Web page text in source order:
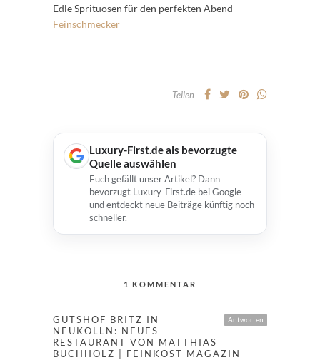
Edle Sprituosen für den perfekten Abend
Feinschmecker
Teilen
Luxury-First.de als bevorzugte
Quelle auswählen
Euch gefällt unser Artikel? Dann
bevorzugt Luxury-First.de bei Google
und entdeckt neue Beiträge künftig noch
schneller.
1 KOMMENTAR
Antworten
GUTSHOF BRITZ IN
NEUKÖLLN: NEUES
RESTAURANT VON MATTHIAS
BUCHHOLZ | FEINKOST MAGAZIN